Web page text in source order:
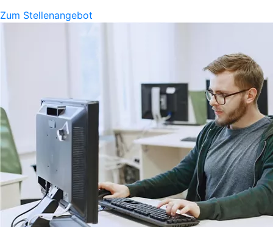
Zum Stellenangebot